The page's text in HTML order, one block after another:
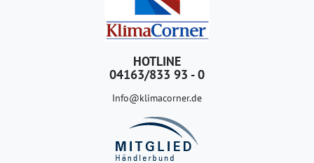
HOTLINE
04163/833 93 - 0
Info@klimacorner.de